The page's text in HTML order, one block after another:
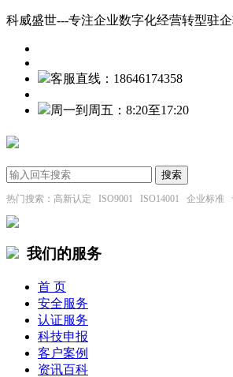
科威盛世---专注企业数字化经营转型驻企
客服直线：18646174358
周一到周五：8:20至17:20
热门搜索：高新认定 ISO9001 ISO14001 企业标准
我们的服务
首 页
安全服务
认证服务
科技申报
客户案例
资讯百科